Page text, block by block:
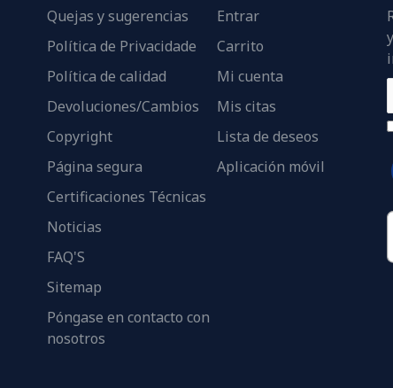
Quejas y sugerencias
Política de Privacidade
Política de calidad
Devoluciones/Cambios
Copyright
Página segura
Certificaciones Técnicas
Noticias
FAQ'S
Sitemap
Póngase en contacto con
nosotros
Entrar
Carrito
Mi cuenta
Mis citas
Lista de deseos
Aplicación móvil